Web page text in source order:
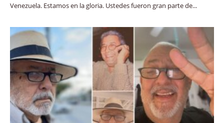
Venezuela. Estamos en la gloria. Ustedes fueron gran parte de...